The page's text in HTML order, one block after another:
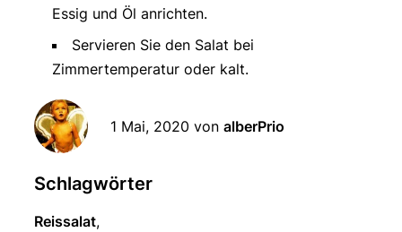
Essig und Öl anrichten.
Servieren Sie den Salat bei
Zimmertemperatur oder kalt.
1 Mai, 2020 von alberPrio
Schlagwörter
Reissalat,